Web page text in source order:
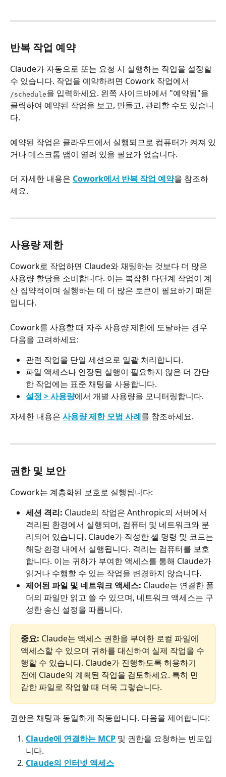
반복 작업 예약
Claude가 자동으로 또는 요청 시 실행하는 작업을 설정할
수 있습니다. 작업을 예약하려면 Cowork 작업에서
/schedule을 입력하세요. 왼쪽 사이드바에서 "예약됨"을
클릭하여 예약된 작업을 보고, 만들고, 관리할 수도 있습니
다.
예약된 작업은 클라우드에서 실행되므로 컴퓨터가 켜져 있
거나 데스크톱 앱이 열려 있을 필요가 없습니다.
더 자세한 내용은 Cowork에서 반복 작업 예약을 참조하
세요.
사용량 제한
Cowork로 작업하면 Claude와 채팅하는 것보다 더 많은
사용량 할당을 소비합니다. 이는 복잡한 다단계 작업이 계
산 집약적이며 실행하는 데 더 많은 토큰이 필요하기 때문
입니다.
Cowork를 사용할 때 자주 사용량 제한에 도달하는 경우
다음을 고려하세요:
관련 작업을 단일 세션으로 일괄 처리합니다.
파일 액세스나 연장된 실행이 필요하지 않은 더 간단
한 작업에는 표준 채팅을 사용합니다.
설정 > 사용량에서 개별 사용량을 모니터링합니다.
자세한 내용은 사용량 제한 모범 사례를 참조하세요.
권한 및 보안
Cowork는 계층화된 보호로 실행됩니다:
세션 격리: Claude의 작업은 Anthropic의 서버에서
격리된 환경에서 실행되며, 컴퓨터 및 네트워크와 분
리되어 있습니다. Claude가 작성한 셸 명령 및 코드는
해당 환경 내에서 실행됩니다. 격리는 컴퓨터를 보호
합니다. 이는 귀하가 부여한 액세스를 통해 Claude가
읽거나 수행할 수 있는 작업을 변경하지 않습니다.
제어된 파일 및 네트워크 액세스: Claude는 연결한 폴
더의 파일만 읽고 쓸 수 있으며, 네트워크 액세스는 구
성한 송신 설정을 따릅니다.
중요: Claude는 액세스 권한을 부여한 로컬 파일에
액세스할 수 있으며 귀하를 대신하여 실제 작업을 수
행할 수 있습니다. Claude가 진행하도록 허용하기
전에 Claude의 계획된 작업을 검토하세요. 특히 민
감한 파일로 작업할 때 더욱 그렇습니다.
권한은 채팅과 동일하게 작동합니다. 다음을 제어합니다:
Claude에 연결하는 MCP 및 권한을 요청하는 빈도입
니다.
Claude의 인터넷 액세스